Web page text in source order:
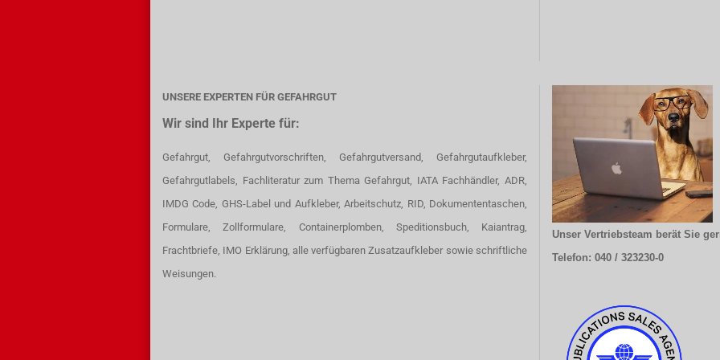
UNSERE EXPERTEN FÜR GEFAHRGUT
Wir sind Ihr Experte für:
Gefahrgut, Gefahrgutvorschriften, Gefahrgutversand, Gefahrgutaufkleber,
Gefahrgutlabels, Fachliteratur zum Thema Gefahrgut, IATA Fachhändler, ADR,
IMDG Code, GHS-Label und Aufkleber, Arbeitschutz, RID, Dokumententaschen,
Formulare, Zollformulare, Containerplomben, Speditionsbuch, Kaiantrag,
Frachtbriefe, IMO Erklärung, alle verfügbaren Zusatzaufkleber sowie schriftliche
Weisungen.
Unser Vertriebsteam berät Sie
Telefon: 040 / 323230-0